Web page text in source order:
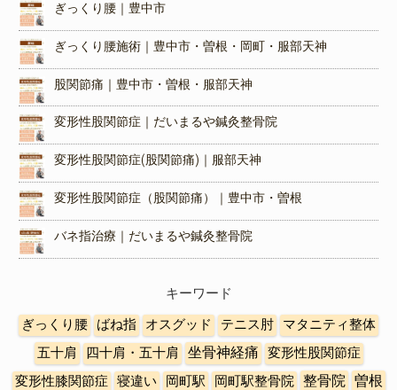
ぎっくり腰｜豊中市
ぎっくり腰施術｜豊中市・曽根・岡町・服部天神
股関節痛｜豊中市・曽根・服部天神
変形性股関節症｜だいまるや鍼灸整骨院
変形性股関節症(股関節痛)｜服部天神
変形性股関節症（股関節痛）｜豊中市・曽根
バネ指治療｜だいまるや鍼灸整骨院
キーワード
ぎっくり腰 ばね指 オスグッド テニス肘
マタニティ整体
五十肩
四十肩・五十肩 坐骨神経痛
変形性股関節症
変形性膝関節症
寝違い 岡町駅 岡町駅整骨院 整骨院 曽根